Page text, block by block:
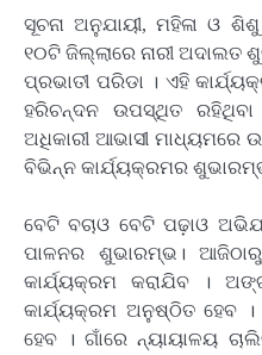
ସୂଚନା ଅନୁଯାୟୀ, ମହିଳା ଓ
୧୦ଟି ଜିଲ୍ଲାରେ ନାରୀ
ପ୍ରଭାତୀ ପରିଡା । ଏହି
ହରିଚନ୍ଦନ ଉପସ୍ଥିତ
ଅଧିକାରୀ ଆଭାସୀ
ବିଭିନ୍ନ କାର୍ଯ୍ୟକ୍ରମର
ବେଟି ବଚାଓ ବେଟି ପଢ଼ାଓ
ପାଳନର ଶୁଭାରମ୍ଭ।
କାର୍ଯ୍ୟକ୍ରମ କରାଯିବ ।
କାର୍ଯ୍ୟକ୍ରମ ଅନୁଷ୍ଠିତ ହେବ
ହେବ । ଗାଁରେ ନ୍ୟାୟାଳୟ